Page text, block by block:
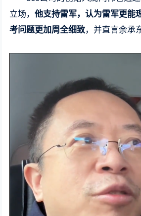
立场，他支持雷军，认为雷军更能
考问题更加周全细致，并直言余承